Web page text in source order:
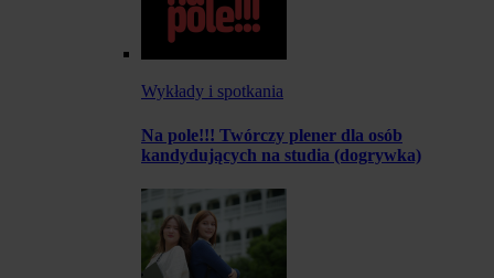
Wykłady i spotkania
Na pole!!! Twórczy plener dla osób
kandydujących na studia (dogrywka)